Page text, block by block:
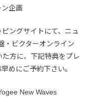
企画
ングサイトにて、ニュ
・ビクターオンライン
方に、下記特典をプレ
めにご予約下さい。
New Waves